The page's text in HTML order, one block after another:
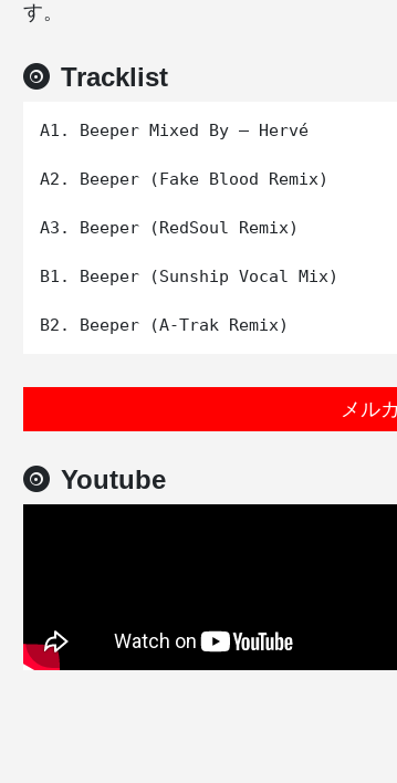
す。
Tracklist
A1. Beeper Mixed By – Hervé
A2. Beeper (Fake Blood Remix)
A3. Beeper (RedSoul Remix)
B1. Beeper (Sunship Vocal Mix)
メル
Youtube